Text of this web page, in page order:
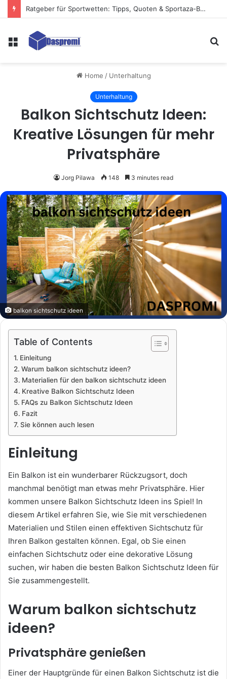
Ratgeber für Sportwetten: Tipps, Quoten & Sportaza-Bewertungen für Anfänger
Menu
Home / Unterhaltung
Unterhaltung
Balkon Sichtschutz Ideen:
Kreative Lösungen für mehr
Privatsphäre
Jorg Pilawa 148 3 minutes read
balkon sichtschutz ideen
Table of Contents
Einleitung
Warum balkon sichtschutz ideen?
Materialien für den balkon sichtschutz ideen
Kreative Balkon Sichtschutz Ideen
FAQs zu Balkon Sichtschutz Ideen
Fazit
Sie können auch lesen
Einleitung
Ein Balkon ist ein wunderbarer Rückzugsort, doch
manchmal benötigt man etwas mehr Privatsphäre. Hier
kommen unsere Balkon Sichtschutz Ideen ins Spiel! In
diesem Artikel erfahren Sie, wie Sie mit verschiedenen
Materialien und Stilen einen effektiven Sichtschutz für
Ihren Balkon gestalten können. Egal, ob Sie einen
einfachen Sichtschutz oder eine dekorative Lösung
suchen, wir haben die besten Balkon Sichtschutz Ideen für
Sie zusammengestellt.
Warum balkon sichtschutz
ideen?
Privatsphäre genießen
Einer der Hauptgründe für einen Balkon Sichtschutz ist die